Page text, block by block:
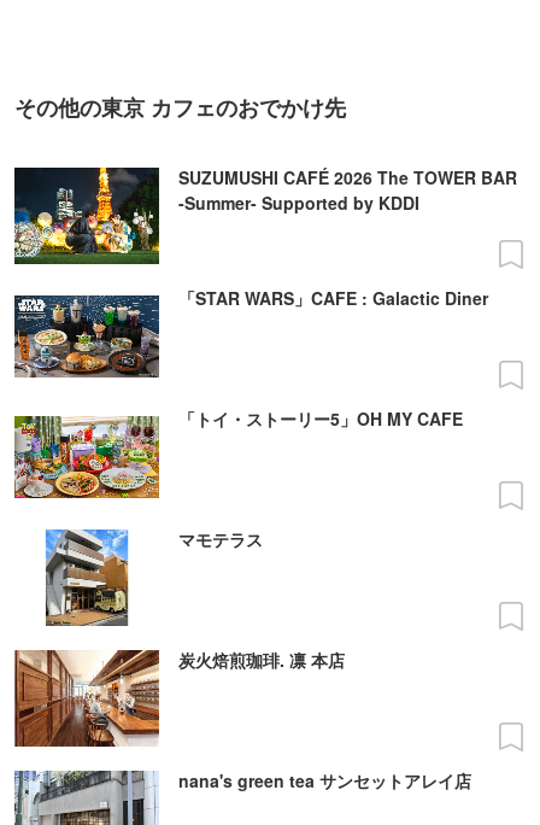
その他の東京 カフェのおでかけ先
SUZUMUSHI CAFÉ 2026 The TOWER BAR
-Summer- Supported by KDDI
「STAR WARS」CAFE : Galactic Diner
「トイ・ストーリー5」OH MY CAFE
マモテラス
炭火焙煎珈琲. 凛 本店
nana's green tea サンセットアレイ店